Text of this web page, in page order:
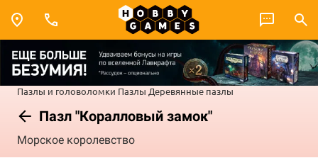
Пазлы и головоломки Пазлы Деревянные пазлы
Пазл "Коралловый замок"
Морское королевство